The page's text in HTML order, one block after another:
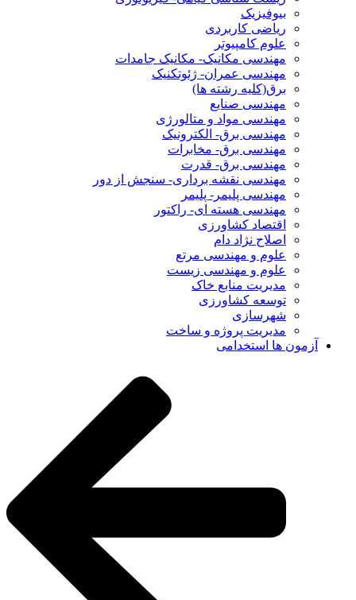
بیوفیزیک
ریاضی کاربردی
علوم کامپیوتر
مهندسی مکانیک- مکانیک جامدات
مهندسی عمران- ژئوتکنیک
برق(کلیه رشته ها)
مهندسی صنایع
مهندسی مواد و متالورژی
مهندسی برق- الکترونیک
مهندسی برق- مخابرات
مهندسی برق- قدرت
مهندسی نقشه برداری- سنجش از دور
مهندسی پلیمر- پلیمر
مهندسی هسته ای- راکتور
اقتصاد کشاورزی
اصلاح نژاد دام
علوم و مهندسی مرتع
علوم و مهندسی زیست
مدیریت منابع خاک
توسعه کشاورزی
شهرسازی
مدیریت پروژه و ساخت
آزمون ها استخدامی